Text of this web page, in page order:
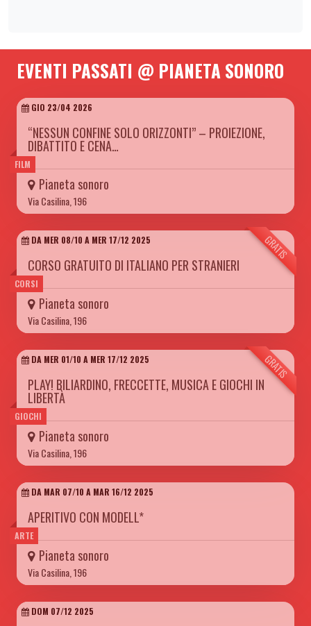
EVENTI PASSATI @ PIANETA SONORO
FILM
GIO 23/04 2026
“NESSUN CONFINE SOLO ORIZZONTI” – PROIEZIONE,
DIBATTITO E CENA…
Pianeta sonoro
Via Casilina, 196
CORSI
GRATIS
DA MER 08/10 A MER 17/12 2025
CORSO GRATUITO DI ITALIANO PER STRANIERI
Pianeta sonoro
Via Casilina, 196
GIOCHI
GRATIS
DA MER 01/10 A MER 17/12 2025
PLAY! BILIARDINO, FRECCETTE, MUSICA E GIOCHI IN
LIBERTÀ
Pianeta sonoro
Via Casilina, 196
ARTE
DA MAR 07/10 A MAR 16/12 2025
APERITIVO CON MODELL*
Pianeta sonoro
Via Casilina, 196
DOM 07/12 2025